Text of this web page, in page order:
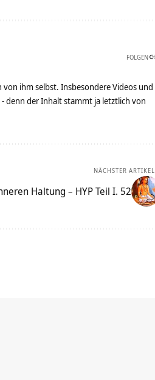
FOLGEN
ihm selbst. Insbesondere Videos und
denn der Inhalt stammt ja letztlich von
NÄCHSTER ARTIKEL
Haltung – HYP Teil I. 52